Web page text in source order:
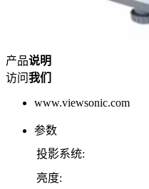
产品说明
访问我们
www.viewsonic.com
参数
投影系统:
亮度: